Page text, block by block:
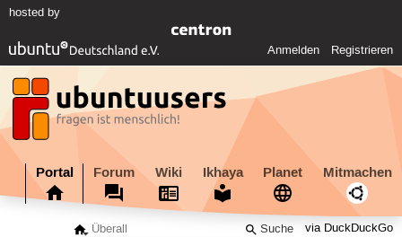
hosted by
Anmelden Registrieren
Portal Forum Wiki Ikhaya Planet Mitmachen
via DuckDuckGo